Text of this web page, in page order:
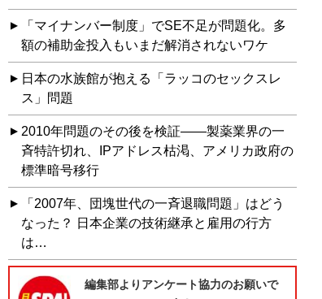
「マイナンバー制度」でSE不足が問題化。多
額の補助金投入もいまだ解消されないワケ
日本の水族館が抱える「ラッコのセックスレ
ス」問題
2010年問題のその後を検証――製薬業界の一
斉特許切れ、IPアドレス枯渇、アメリカ政府の
標準暗号移行
「2007年、団塊世代の一斉退職問題」はどう
なった？ 日本企業の技術継承と雇用の行方
は…